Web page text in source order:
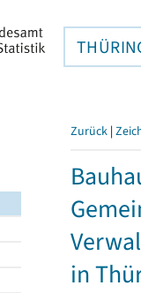
Zurück |
in